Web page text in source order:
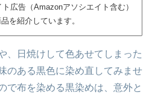
広告（Amazonアソシエイト含む）
を紹介しています。
、日焼けして色あせてしまった
のある黒色に染め直してみませ
で布を染める黒染めは、意外と